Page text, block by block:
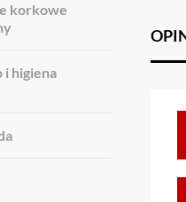
korkowe
i higiena